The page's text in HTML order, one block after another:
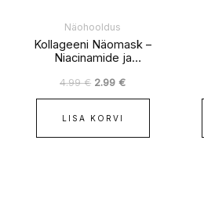
Näohooldus
Kollageeni Näomask –
Niacinamide ja
4.99€ 2.99€
LISA KORVI